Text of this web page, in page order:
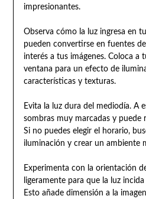
impresionantes.
Observa cómo la luz ingresa en
pueden convertirse en fuentes
interés a tus imágenes. Coloca a
ventana para un efecto de
características y texturas.
Evita la luz dura del mediodía. A
sombras muy marcadas y puede
Si no puedes elegir el horario,
iluminación y crear un ambiente
Experimenta con la orientación
ligeramente para que la luz
Esto añade dimensión a la